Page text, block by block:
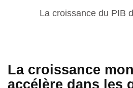
La croissance du PIB
La croissance
accélère dans les